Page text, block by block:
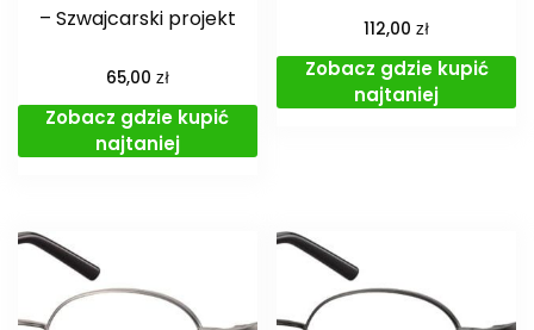
– Szwajcarski projekt
65,00 zł
Zobacz gdzie kupić
najtaniej
112,00zł
Zobacz gdzie kupić
najtaniej